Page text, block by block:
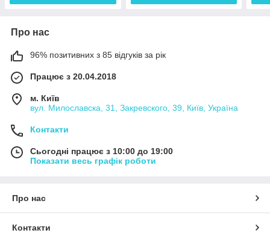
Про нас
96% позитивних з 85 відгуків за рік
Працює з 20.04.2018
м. Київ
вул. Милославска, 31, Закревского, 39, Київ, Україна
Контакти
Сьогодні працює з 10:00 до 19:00
Показати весь графік роботи
Про нас
Контакти